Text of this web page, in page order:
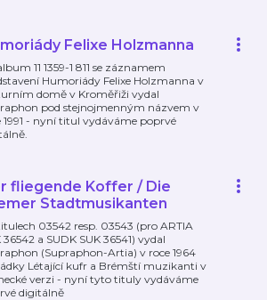
Felixe Holzmanna
11 1359-1 811 se záznamem
Humoriády Felixe Holzmanna v
domě v Kroměřiži vydal
pod stejnojmenným názvem v
1991 - nyní titul vydáváme poprvé
fliegende Koffer / Die
Stadtmusikanten
03542 resp. 03543 (pro ARTIA
36542 a SUDK SUK 36541) vydal
(Supraphon-Artia) v roce 1964
Létající kufr a Brémští muzikanti v
verzi - nyní tyto tituly vydáváme
digitálně